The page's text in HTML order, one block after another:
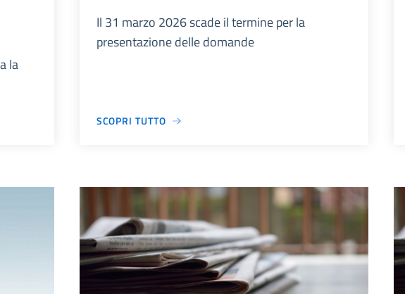
la
Il 31 marzo 2026 scade il termine per la
presentazione delle domande
SCOPRI TUTTO